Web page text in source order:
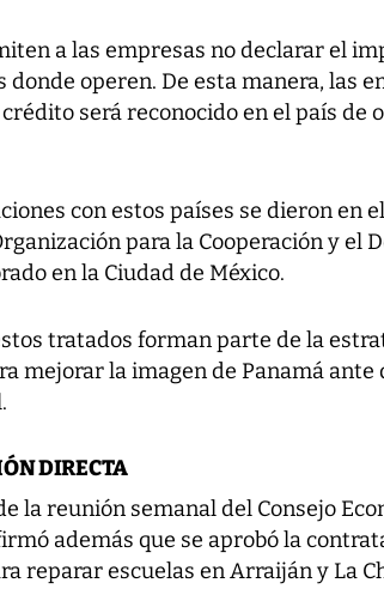
a las empresas no declarar el
donde operen. De esta manera, las
será reconocido en el país de
con estos países se dieron en
para la Cooperación y el
en la Ciudad de México.
tratados forman parte de la
mejorar la imagen de Panamá ante
DIRECTA
la reunión semanal del Consejo
además que se aprobó la
reparar escuelas en Arraiján y La